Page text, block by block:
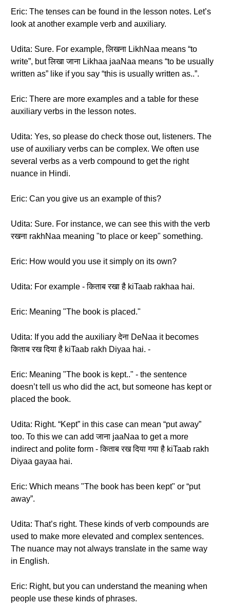
Eric: The tenses can be found in the lesson notes. Let’s
look at another example verb and auxiliary.
Udita: Sure. For example, लिखना LikhNaa means “to
write”, but लिखा जाना Likhaa jaaNaa means “to be usually
written as” like if you say “this is usually written as..”.
Eric: There are more examples and a table for these
auxiliary verbs in the lesson notes.
Udita: Yes, so please do check those out, listeners. The
use of auxiliary verbs can be complex. We often use
several verbs as a verb compound to get the right
nuance in Hindi.
Eric: Can you give us an example of this?
Udita: Sure. For instance, we can see this with the verb
रखना rakhNaa meaning "to place or keep" something.
Eric: How would you use it simply on its own?
Udita: For example - किताब रखा है kiTaab rakhaa hai.
Eric: Meaning "The book is placed."
Udita: If you add the auxiliary देना DeNaa it becomes
किताब रख दिया है kiTaab rakh Diyaa hai. -
Eric: Meaning "The book is kept.." - the sentence
doesn’t tell us who did the act, but someone has kept or
placed the book.
Udita: Right. “Kept” in this case can mean “put away”
too. To this we can add जाना jaaNaa to get a more
indirect and polite form - किताब रख दिया गया है kiTaab rakh
Diyaa gayaa hai.
Eric: Which means "The book has been kept" or “put
away”.
Udita: That’s right. These kinds of verb compounds are
used to make more elevated and complex sentences.
The nuance may not always translate in the same way
in English.
Eric: Right, but you can understand the meaning when
people use these kinds of phrases.